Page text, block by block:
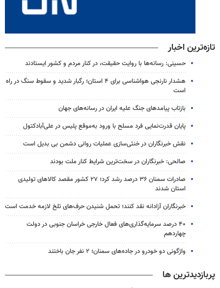
تازه‌ترین اخبار
حسینی: رسانه‌ها با روایت حقیقت، در کنار مردم و کشور ایستادند
هشدار نارنجی هواشناسی برای ۴ استان؛ رگبار شدید و سقوط سنگ در راه
است
بازتاب پیامدهای جنگ علیه ایران در رسانه‌های جهان
پایان قدرت‌نمایی فرد مسلح با ورود به‌موقع پلیس در علی‌آبادکتول
نقش خبرنگاران در خنثی‌سازی عملیات روانی دشمن بی بدیل است
صالحی: خبرنگاران در سخت‌ترین شرایط کنار ملت بودند
صادرات سمنان ۳۶ درصد رشد کرد؛ ۲۷ کشور مقصد کالاهای تولیدی
استان شدند
خبرنگاران آزادانه نقد کنند؛ تحمل شنیدن حرف‌های تلخ لازمه خدمت است
۴۰ درصد سرمایه‌گذاری‌های فعال خارجی خراسان جنوبی در دولت
چهاردهم
واژگونی دو خودرو در جاده‌های سمنان؛ ۲ نفر جان باختند
پربازدیدترین ها